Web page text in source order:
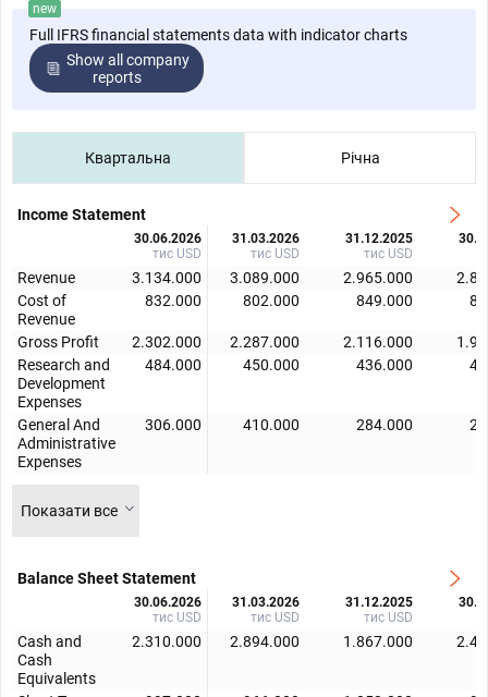
new
Full IFRS financial statements data with indicator charts
Show all company
reports
Квартальна Річна
Income Statement
30.06.2026
тис USD
31.03.2026
тис USD
31.12.2025
тис USD
Revenue 3.134.000 3.089.000 2.965.000
Cost of
Revenue
832.000 802.000 849.000
Gross Profit 2.302.000 2.287.000 2.116.000
Research and
Development
Expenses
484.000 450.000 436.000
General And
Administrative
Expenses
306.000 410.000 284.000
Показати все
Balance Sheet Statement
30.06.2026
тис USD
31.03.2026
тис USD
31.12.2025
тис USD
Cash and
Cash
Equivalents
2.310.000 2.894.000 1.867.000